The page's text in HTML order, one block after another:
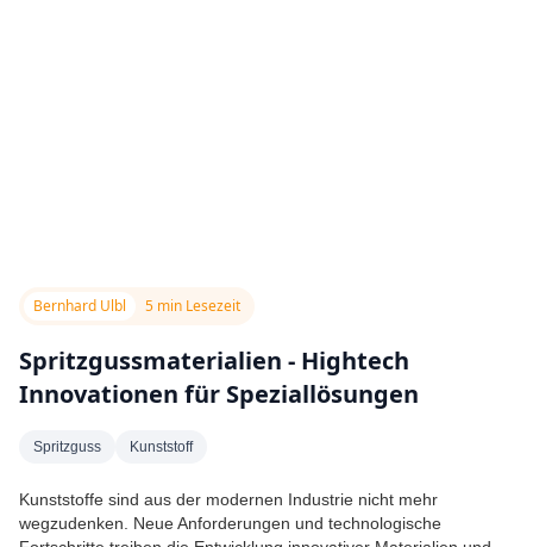
Bernhard Ulbl 5 min Lesezeit
Spritzgussmaterialien - Hightech
Innovationen für Speziallösungen
Spritzguss Kunststoff
Kunststoffe sind aus der modernen Industrie nicht mehr
wegzudenken. Neue Anforderungen und technologische